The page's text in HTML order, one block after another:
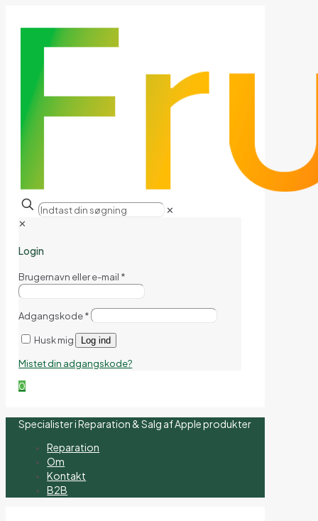
✕
✕
Login
Brugernavn eller e-mail *
Adgangskode*
Husk mig Log ind
Mistet din adgangskode?
0
Specialister i Reparation & Salg af Apple produkter
Reparation
Om
Kontakt
B2B